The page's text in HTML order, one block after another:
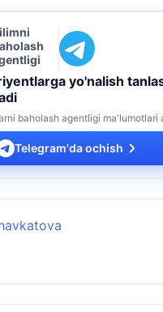
yo'nalish
baholash agentligi ma'lumotlari
Telegram'da ochish